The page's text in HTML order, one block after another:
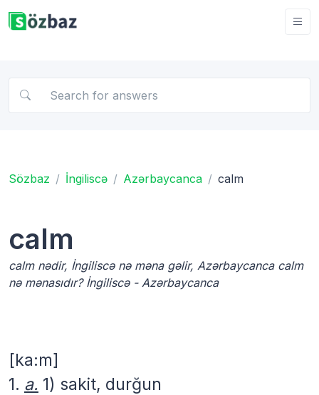
Sözbaz İngiliscə Azərbaycanca calm
calm
calm nədir, İngiliscə nə məna gəlir, Azərbaycanca calm
nə mənasıdır? İngiliscə - Azərbaycanca
[ka:m]
1. a. 1) sakit, durğun